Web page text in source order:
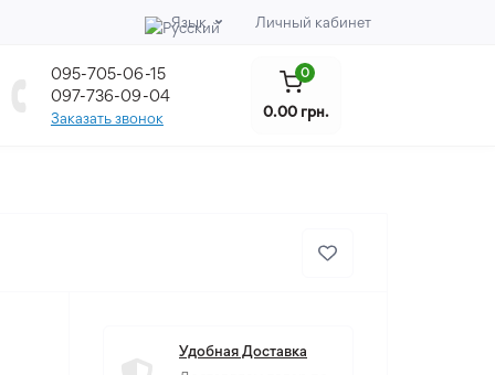
Язык Личный кабинет
095-705-06-15
097-736-09-04
Заказать звонок
0
0.00 грн.
Удобная Доставка